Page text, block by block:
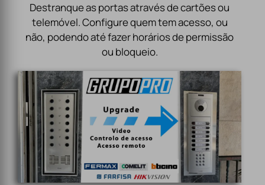
Destranque as portas através de cartões ou
telemóvel. Configure quem tem acesso, ou
não, podendo até fazer horários de permissão
ou bloqueio.